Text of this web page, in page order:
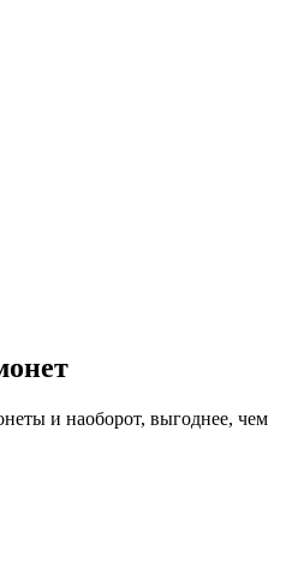
и наоборот, выгоднее, чем